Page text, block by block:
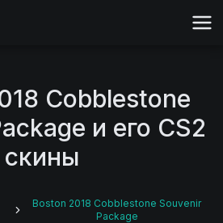
Cobblestone
и его CS2
скины
Boston 2018 Cobblestone Souvenir
Package